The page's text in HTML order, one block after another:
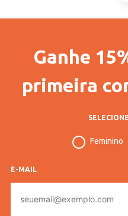
Ganhe
primeira
Feminino
E-MAIL
mail